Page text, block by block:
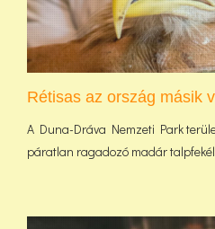
Rétisas az ország másik
A Duna-Dráva Nemzeti Park
páratlan ragadozó madár